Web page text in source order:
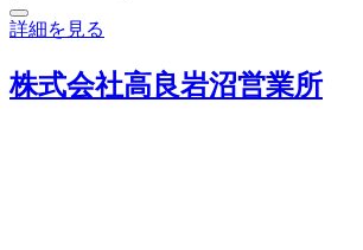
詳細を見る
株式会社高良岩沼営業所